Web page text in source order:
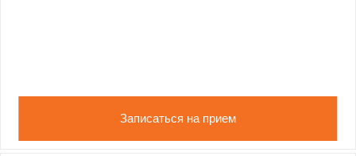
Записаться на прием